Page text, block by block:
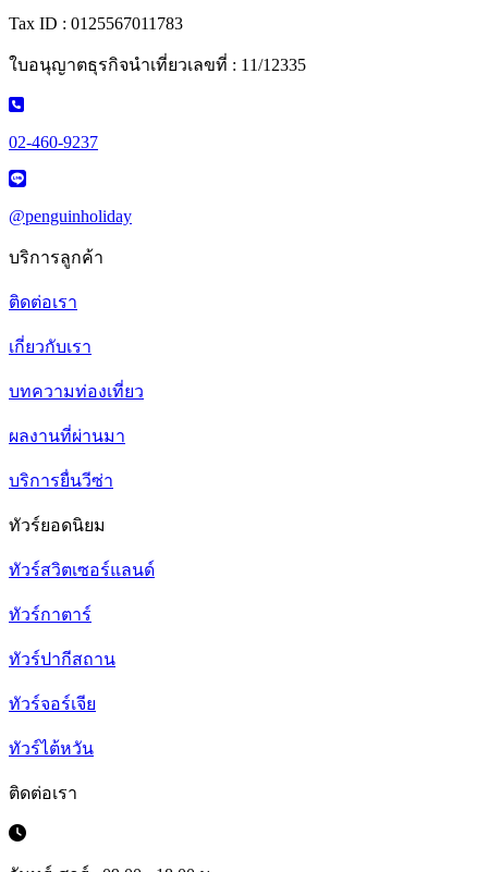
Tax ID : 0125567011783
ใบอนุญาตธุรกิจนำเที่ยวเลขที่ : 11/12335
02-460-9237
@penguinholiday
บริการลูกค้า
ติดต่อเรา
เกี่ยวกับเรา
บทความท่องเที่ยว
ผลงานที่ผ่านมา
บริการยื่นวีซ่า
ทัวร์ยอดนิยม
ทัวร์สวิตเซอร์แลนด์
ทัวร์กาตาร์
ทัวร์ปากีสถาน
ทัวร์จอร์เจีย
ทัวร์ไต้หวัน
ติดต่อเรา